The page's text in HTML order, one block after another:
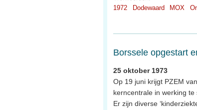
1972
Dodewaard MOX
Borssele opgestart
25 oktober 1973
Op 19 juni krijgt PZEM
kerncentrale in werking
Er zijn diverse